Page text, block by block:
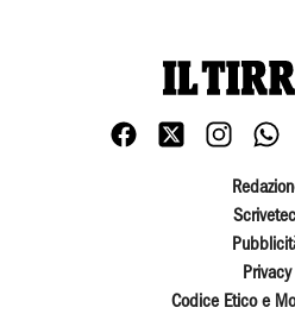
Privacy
Codice Etico e